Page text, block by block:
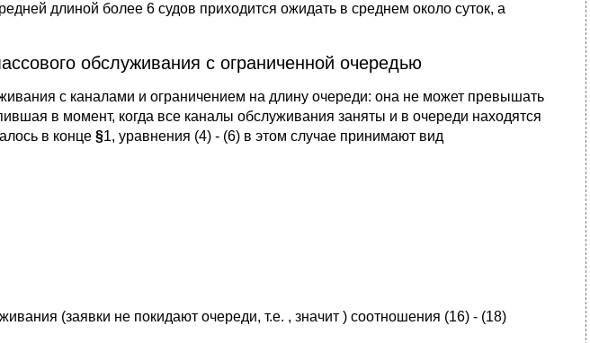
длиной более 6 судов приходится ожидать в среднем около суток, а
обслуживания с ограниченной очередью
с каналами и ограничением на длину очереди: она не может превышать
в момент, когда все каналы обслуживания заняты и в очереди находятся
в конце §1, уравнения (4) - (6) в этом случае принимают вид
(заявки не покидают очереди, т.е. , значит ) соотношения (16) - (18)